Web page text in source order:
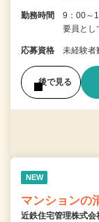
勤務時間
9：00～
要員と
応募資格 未経験者
後で見る
NEW
マンションの
近鉄住宅管理株式